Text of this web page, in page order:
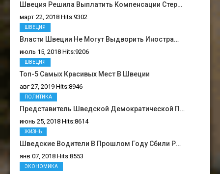
Швеция Решила Выплатить Компенсации Стер…
март 22, 2018 Hits:9302
Власти Швеции Не Могут Выдворить Иностра…
июль 15, 2018 Hits:9206
ШВЕЦИЯ
Топ-5 Самых Красивых Мест В Швеции
авг 27, 2019 Hits:8946
ШВЕЦИЯ
Представитель Шведской Демократической П…
июнь 25, 2018 Hits:8614
ПОЛИТИКА
Шведские Водители В Прошлом Году Сбили Р…
янв 07, 2018 Hits:8553
ЖИЗНЬ
ЭКОНОМИКА